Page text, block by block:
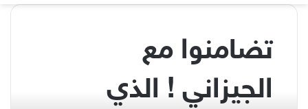
تضامنوا مع
الجيزاني ! الذي